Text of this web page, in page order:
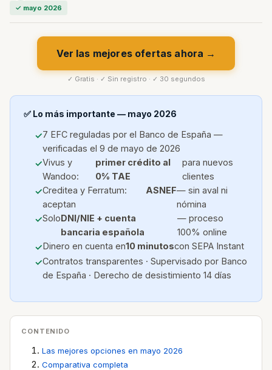
✓ mayo 2026
Ver las mejores ofertas ahora →
✓ Gratis · ✓ Sin registro · ✓ 30 segundos
✅ Lo más importante — mayo 2026
7 EFC reguladas por el Banco de España —
verificadas el 9 de mayo de 2026
Vivus y
Wandoo:
primer crédito al
0% TAE
para nuevos
clientes
Creditea y Ferratum:
aceptan
ASNEF— sin aval ni
nómina
SoloDNI/NIE + cuenta
bancaria española
— proceso
100% online
Dinero en cuenta en10 minutoscon SEPA Instant
Contratos transparentes · Supervisado por Banco
de España · Derecho de desistimiento 14 días
CONTENIDO
Las mejores opciones en mayo 2026
Comparativa completa